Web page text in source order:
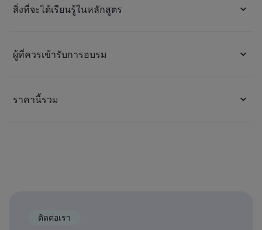
สิ่งที่จะได้เรียนรู้ในหลักสูตร
ผู้ที่ควรเข้ารับการอบรม
ราคานี้รวม
ติดต่อเรา